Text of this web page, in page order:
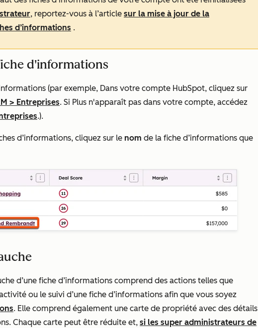
, reportez-vous à l’article sur la mise à jour de la
d’informations .
d'informations
(par exemple, Dans votre compte HubSpot, cliquez sur
> Entreprises. Si Plus n'apparaît pas dans votre compte, accédez
.).
d’informations, cliquez sur le nom de la fiche d’informations que
d’une fiche d’informations comprend des actions telles que
ou le suivi d’une fiche d’informations afin que vous soyez
. Elle comprend également une carte de propriété avec des détails
Chaque carte peut être réduite et, si les super administrateurs de